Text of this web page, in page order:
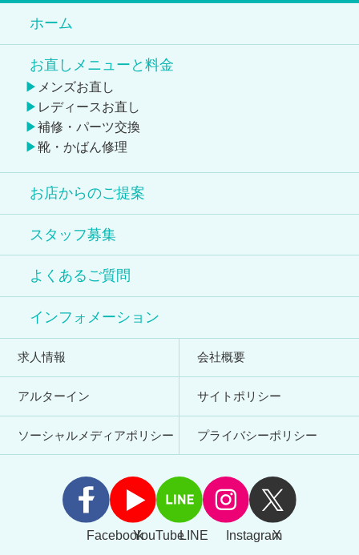
ホーム
お直しメニューと料金
メンズお直し
レディースお直し
補修・パーツ交換
靴・かばん修理
お店からのご提案
スタッフ募集
よくあるご質問
インフォメーション
求人情報 会社概要
アルターイン サイトポリシー
ソーシャルメディアポリシー プライバシーポリシー
FacebookYouTubeLINE Instagram
X